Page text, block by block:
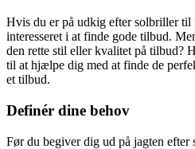
Hvis du er på udkig efter solbriller
interesseret i at finde gode tilbud.
den rette stil eller kvalitet på tilbud?
til at hjælpe dig med at finde de
et tilbud.
Definér dine behov
Før du begiver dig ud på jagten